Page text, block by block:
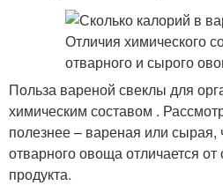
Польза вареной свеклы для
химическим составом .
полезнее – вареная или сырая,
отварного овоща отличается от
продукта.